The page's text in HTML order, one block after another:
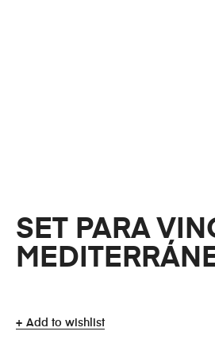
SET PARA
Add to wishlist